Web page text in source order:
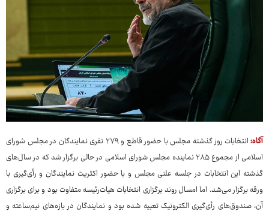
آگاه:
انتخابات روز گذشته مجلس با حضور قاطع و ۲۷۹ نفری نمایندگان در مجلس شورای
اسلامی از مجموع ۲۸۵ نماینده مجلس شورای اسلامی در حالی برگزار شد که در سال‌های
گذشته این انتخابات در جلسه علنی مجلس و با حضور اکثریت نمایندگان و رأی‌گیری با
ورقه برگزار می‌شد. اما امسال روند برگزاری انتخابات هیات‌رئیسه متفاوت بود و برای برگزاری
آن، صندوق‌های رأی‌گیری الکترونیک تعبیه شده بود و نمایندگان در بازه‌های نیم‌ساعته و